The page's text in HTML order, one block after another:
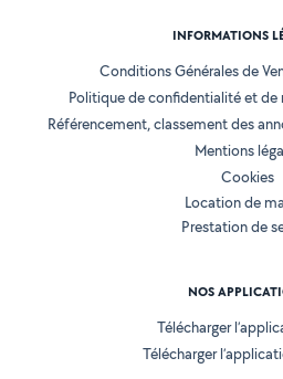
INFORMATIONS
Conditions Générales de
Politique de confidentialité et de
Référencement, classement des
Mentions
Cookies
Location de
Prestation de
NOS
Télécharger
Télécharger